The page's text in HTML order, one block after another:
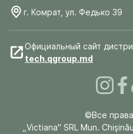
г. Комрат, ул. Федько 39
Официальный сайт
tech.qgroup.md
©Все
„Victiana" SRL Mun.